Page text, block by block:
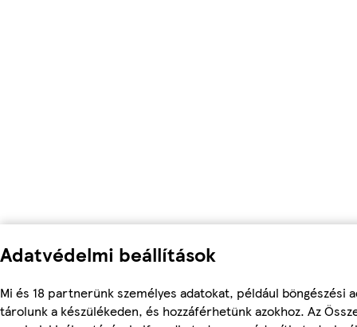
Adatvédelmi beállítások
Mi és 18 partnerünk személyes adatokat, például böngészési
tárolunk a készülékeden, és hozzáférhetünk azokhoz. Az